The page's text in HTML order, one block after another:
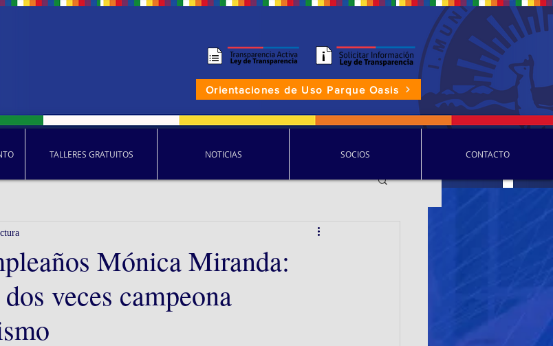
Orientaciones de Uso Parque Oasis
Mónica Miranda:
veces campeona
TALLERES GRATUITOS NOTICIAS SOCIOS CONTACTO